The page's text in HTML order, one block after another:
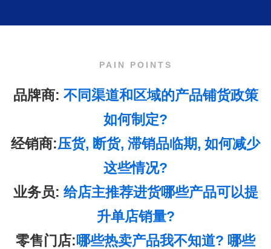
PAIN POINTS
品牌商: 不同渠道和区域的产品铺货政策
如何制定?
经销商:压货, 断货, 滞销品临期, 如何减少
这些情况?
业务员: 给店主推荐进货哪些产品可以提
升单店销量?
零售门店:哪些热卖产品我不知道? 哪些